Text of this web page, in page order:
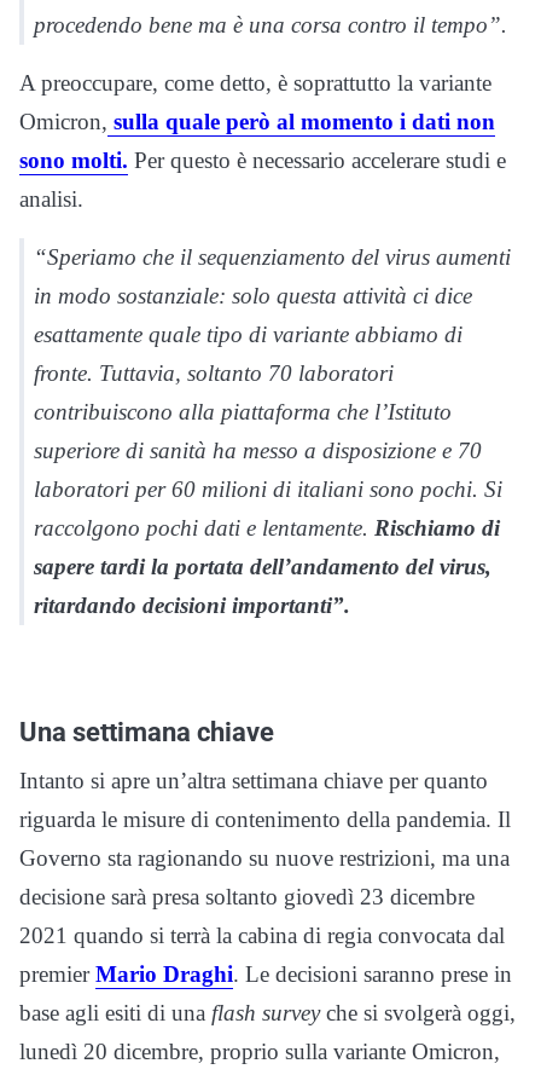
procedendo bene ma è una corsa contro il tempo”.
A preoccupare, come detto, è soprattutto la variante
Omicron, sulla quale però al momento i dati non
sono molti. Per questo è necessario accelerare studi e
analisi.
“Speriamo che il sequenziamento del virus aumenti
in modo sostanziale: solo questa attività ci dice
esattamente quale tipo di variante abbiamo di
fronte. Tuttavia, soltanto 70 laboratori
contribuiscono alla piattaforma che l’Istituto
superiore di sanità ha messo a disposizione e 70
laboratori per 60 milioni di italiani sono pochi. Si
raccolgono pochi dati e lentamente. Rischiamo di
sapere tardi la portata dell’andamento del virus,
ritardando decisioni importanti”.
Una settimana chiave
Intanto si apre un’altra settimana chiave per quanto
riguarda le misure di contenimento della pandemia. Il
Governo sta ragionando su nuove restrizioni, ma una
decisione sarà presa soltanto giovedì 23 dicembre
2021 quando si terrà la cabina di regia convocata dal
premierMario Draghi. Le decisioni saranno prese in
base agli esiti di una flash surveyche si svolgerà oggi,
lunedì 20 dicembre, proprio sulla variante Omicron,